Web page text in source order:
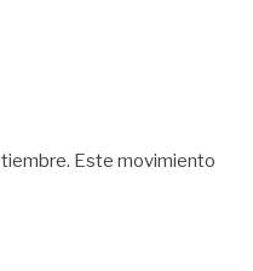
Este movimiento